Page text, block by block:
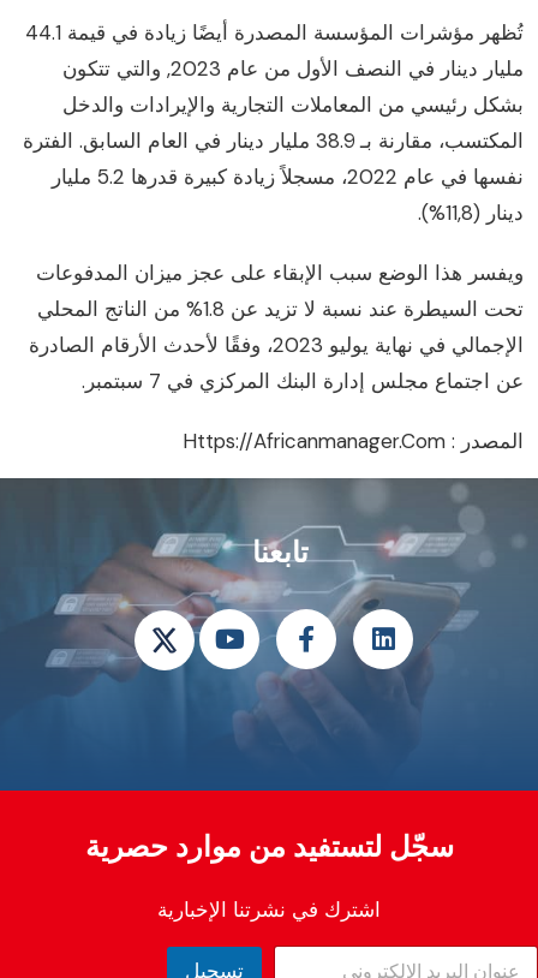
مؤشرات المؤسسة المصدرة أيضًا زيادة في قيمة44.1
دينار في النصف الأول من عام 2023,
والتي تتكون
رئيسي من المعاملات التجارية والإيراداتوالدخل
مقارنة بـ 38.9 مليار دينار في العام السابق.
الفترة
نفسها في عام 2022، مسجلاً زيادة كبيرة قدرها 5.2 مليار
(11,8%).
هذا الوضع سبب الإبقاء على عجز ميزان المدفوعات
السيطرة عند نسبة لا تزيد
عن 1.8% من الناتج المحلي
في نهاية يوليو 2023، وفقًا
لأحدث الأرقام الصادرة
اجتماع مجلس إدارة البنك المركزي في 7 سبتمبر.
:
Https://africanmanager.com
تابعنا
سجّل لتستفيد من موارد حصرية
اشترك في نشرتنا الإخبارية
تسجيل